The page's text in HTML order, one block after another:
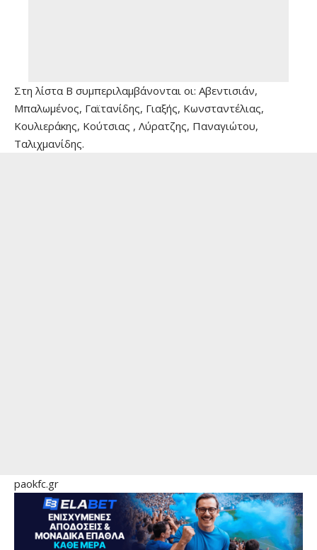
Στη λίστα Β συμπεριλαμβάνονται οι: Αβεντισιάν,
Μπαλωμένος, Γαϊτανίδης, Γιαξής, Κωνσταντέλιας,
Κουλιεράκης, Κούτσιας , Λύρατζης, Παναγιώτου,
Ταλιχμανίδης.
paokfc.gr